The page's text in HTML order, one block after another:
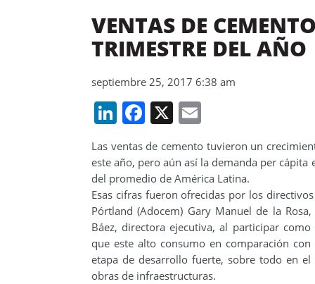
VENTAS DE
TRIMESTRE DEL AÑO
septiembre 25, 2017 6:38 am
LinkedIn
Facebook
X
Las ventas de cemento tuvieron un
este año, pero aún así la demanda per
del promedio de América Latina.
Esas cifras fueron ofrecidas por los
Pórtland (Adocem) Gary Manuel de la
Báez, directora ejecutiva, al participar
que este alto consumo en comparación
etapa de desarrollo fuerte, sobre todo en
obras de infraestructuras.